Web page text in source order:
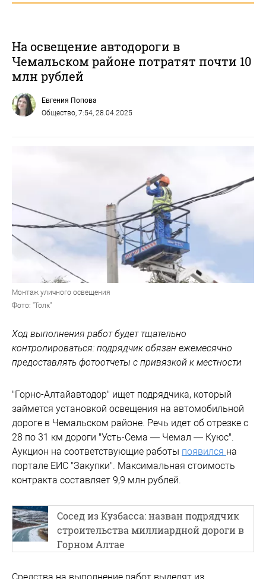
На освещение автодороги в
Чемальском районе потратят почти 10
млн рублей
Евгения Попова
Общество, 7:54, 28.04.2025
Монтаж уличного освещения
Фото: "Толк"
Ход выполнения работ будет тщательно
контролироваться: подрядчик обязан ежемесячно
предоставлять фотоотчеты с привязкой к местности
"Горно-Алтайавтодор" ищет подрядчика, который
займется установкой освещения на автомобильной
дороге в Чемальском районе. Речь идет об отрезке с
28 по 31 км дороги "Усть-Сема — Чемал — Куюс".
Аукцион на соответствующие работы появился на
портале ЕИС "Закупки". Максимальная стоимость
контракта составляет 9,9 млн рублей.
Сосед из Кузбасса: назван подрядчик
строительства миллиардной дороги в
Горном Алтае